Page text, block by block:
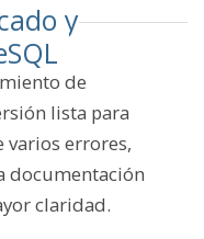
y
de
lista para
varios errores,
documentación
claridad.